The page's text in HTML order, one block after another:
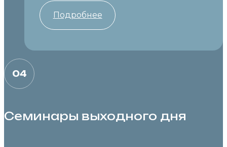
Подробнее
Семинары выходного дня
04